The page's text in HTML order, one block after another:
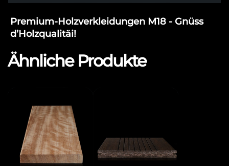
Premium-Holzverkleidungen M18 - Gnüss
d’Holzqualitäi!
Ähnliche Produkte